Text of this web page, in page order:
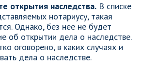
открытия наследства. В списке
нотариусу, такая
Однако, без нее не будет
об открытии дела о наследстве.
оговорено, в каких случаях и
дела о наследстве.